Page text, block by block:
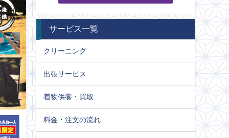
サービス一覧
クリーニング
出張サービス
着物供養・買取
料金・注文の流れ